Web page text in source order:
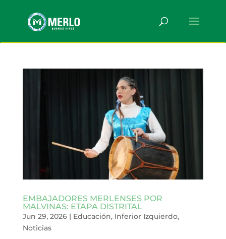
EMBAJADORES MERLENSES POR
MALVINAS: ETAPA DISTRITAL
Jun 29, 2026| Educación, Inferior Izquierdo,
Noticias